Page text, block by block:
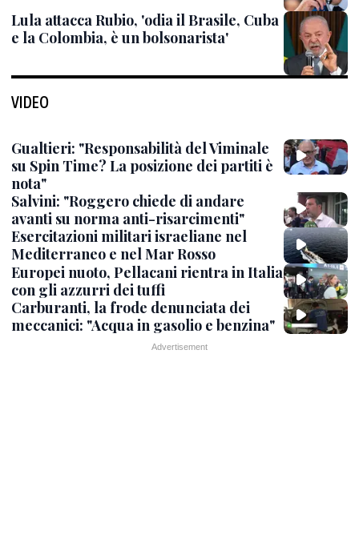
Lula attacca Rubio, 'odia il Brasile, Cuba
e la Colombia, è un bolsonarista'
VIDEO
Gualtieri: "Responsabilità del Viminale
su Spin Time? La posizione dei partiti è
nota"
Salvini: "Roggero chiede di andare
avanti su norma anti-risarcimenti"
Esercitazioni militari israeliane nel
Mediterraneo e nel Mar Rosso
Europei nuoto, Pellacani rientra in Italia
con gli azzurri dei tuffi
Carburanti, la frode denunciata dei
meccanici: "Acqua in gasolio e benzina"